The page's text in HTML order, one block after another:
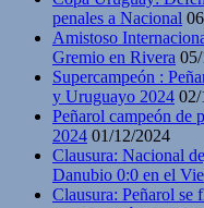
penales a Nacional
Amistoso
Gremio en Rivera
Supercampeón :
y Uruguayo 2024 02/
Peñarol campeón de
2024 01/12/2024
Clausura: Nacional
Danubio 0:0 en el
Clausura: Peñarol se